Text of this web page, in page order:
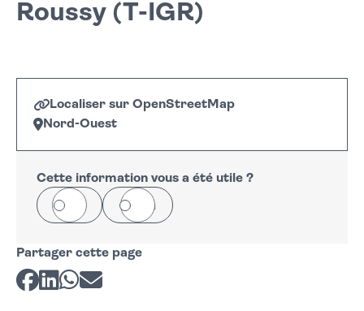
Roussy (T-IGR)
Localiser sur OpenStreetMap
Nord-Ouest
+
−
Cette information vous a été utile ?
Oui Non
Partager cette page
Partager sur Facebook
Partager sur LinkedIn
Partager sur Whatsapp
Partager par courriel